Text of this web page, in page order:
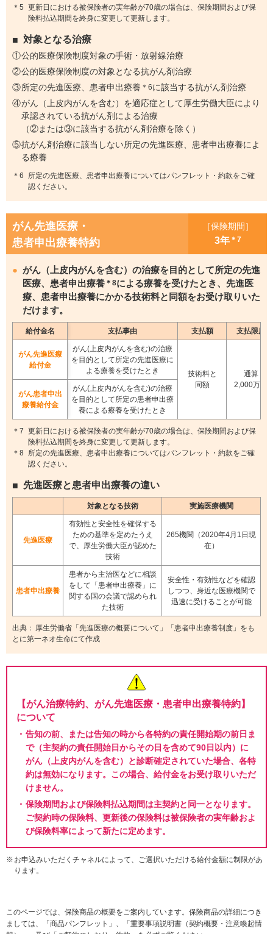
更新日における被保険者の実年齢が70歳の場合は、保険期間および保
険料払込期間を終身に変更して更新します。
対象となる治療
公的医療保険制度対象の手術・放射線治療
公的医療保険制度の対象となる抗がん剤治療
所定の先進医療、患者申出療養 ＊6に該当する抗がん剤治療
がん（上皮内がんを含む）を適応症として厚生労働大臣により
承認されている抗がん剤による治療
（②または③に該当する抗がん剤治療を除く）
抗がん剤治療に該当しない所定の先進医療、患者申出療養によ
る療養
所定の先進医療、患者申出療養についてはパンフレット・約款をご確
認ください。
がん先進医療・
患者申出療養特約
［保険期間］
3年＊7
がん（上皮内がんを含む）の治療を目的として所定の先進
医療、患者申出療養＊8による療養を受けたとき、先進医
療、患者申出療養にかかる技術料と同額をお受け取りいた
だけます。
給付金名 支払事由 支払額 支払限度
がん先進医療
給付金
がん(上皮内がんを含む)の治療
を目的として所定の先進医療に
よる療養を受けたとき
技術料と
同額
通算
2,000万円
がん患者申出
療養給付金
がん(上皮内がんを含む)の治療
を目的として所定の患者申出療
養による療養を受けたとき
更新日における被保険者の実年齢が70歳の場合は、保険期間および保
険料払込期間を終身に変更して更新します。
所定の先進医療、患者申出療養についてはパンフレット・約款をご確
認ください。
先進医療と患者申出療養の違い
対象となる技術 実施医療機関
先進医療
有効性と安全性を確保する
ための基準を定めたうえ
で、厚生労働大臣が認めた
技術
265機関（2020年4月1日現
在）
患者申出療養
患者から主治医などに相談
をして「患者申出療養」に
関する国の会議で認められ
た技術
安全性・有効性などを確認
しつつ、身近な医療機関で
迅速に受けることが可能
厚生労働省「先進医療の概要について」「患者申出療養制度」をも
とに第一ネオ生命にて作成
【がん治療特約、がん先進医療・患者申出療養特約】
について
告知の前、または告知の時から各特約の責任開始期の前日ま
で（主契約の責任開始日からその日を含めて90日以内）に
がん（上皮内がんを含む）と診断確定されていた場合、各特
約は無効になります。この場合、給付金をお受け取りいただ
けません。
保険期間および保険料払込期間は主契約と同一となります。
ご契約時の保険料、更新後の保険料は被保険者の実年齢およ
び保険料率によって新たに定めます。
お申込みいただくチャネルによって、ご選択いただける給付金額に制限があ
ります。
このページでは、保険商品の概要をご案内しています。保険商品の詳細につき
ましては、
「商品パンフレット」、「重要事項説明書（契約概要・注意喚起情